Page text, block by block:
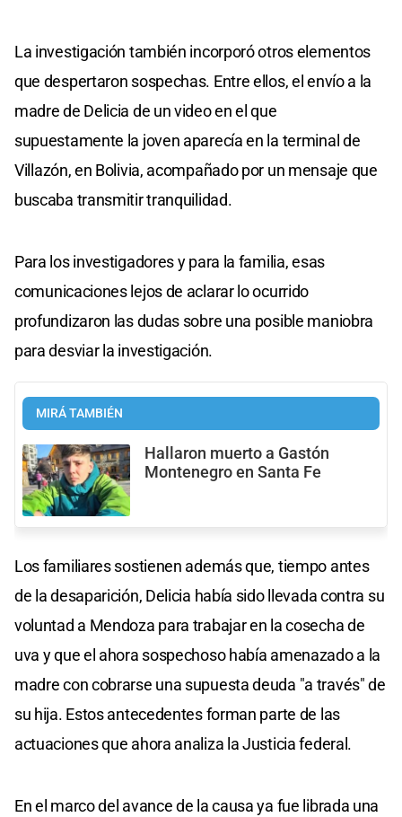
La investigación también incorporó otros elementos
que despertaron sospechas. Entre ellos, el envío a la
madre de Delicia de un video en el que
supuestamente la joven aparecía en la terminal de
Villazón, en Bolivia, acompañado por un mensaje que
buscaba transmitir tranquilidad.
Para los investigadores y para la familia, esas
comunicaciones lejos de aclarar lo ocurrido
profundizaron las dudas sobre una posible maniobra
para desviar la investigación.
MIRÁ TAMBIÉN
Hallaron muerto a Gastón
Montenegro en Santa Fe
Los familiares sostienen además que, tiempo antes
de la desaparición, Delicia había sido llevada contra su
voluntad a Mendoza para trabajar en la cosecha de
uva y que el ahora sospechoso había amenazado a la
madre con cobrarse una supuesta deuda "a través" de
su hija. Estos antecedentes forman parte de las
actuaciones que ahora analiza la Justicia federal.
En el marco del avance de la causa ya fue librada una